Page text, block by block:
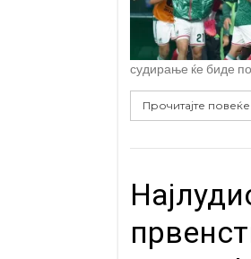
судирање ќе биде
Прочитајте повеќе